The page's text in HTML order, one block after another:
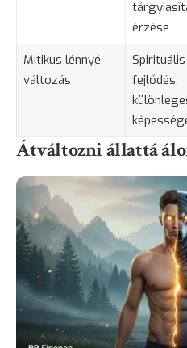
érzése
Mitikus lénnyé
változás
Spirituális
fejlődés,
Átváltozni állattá